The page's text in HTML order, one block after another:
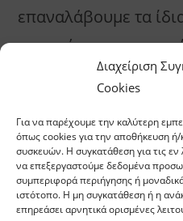
Διαχείριση
Cookies
Για να παρέχουμε την καλύτερη
όπως cookies για την αποθήκευση
συσκευών. Η συγκατάθεση για τις
να επεξεργαστούμε δεδομένα
συμπεριφορά περιήγησης ή
ιστότοπο. Η μη συγκατάθεση ή η
επηρεάσει αρνητικά ορισμένες
επαναλάβουμε τα
μας στέρησαν την
σημαντικό να
καλύτεροι άνθρωποι.
Καταλυτικό ρόλο
και στην